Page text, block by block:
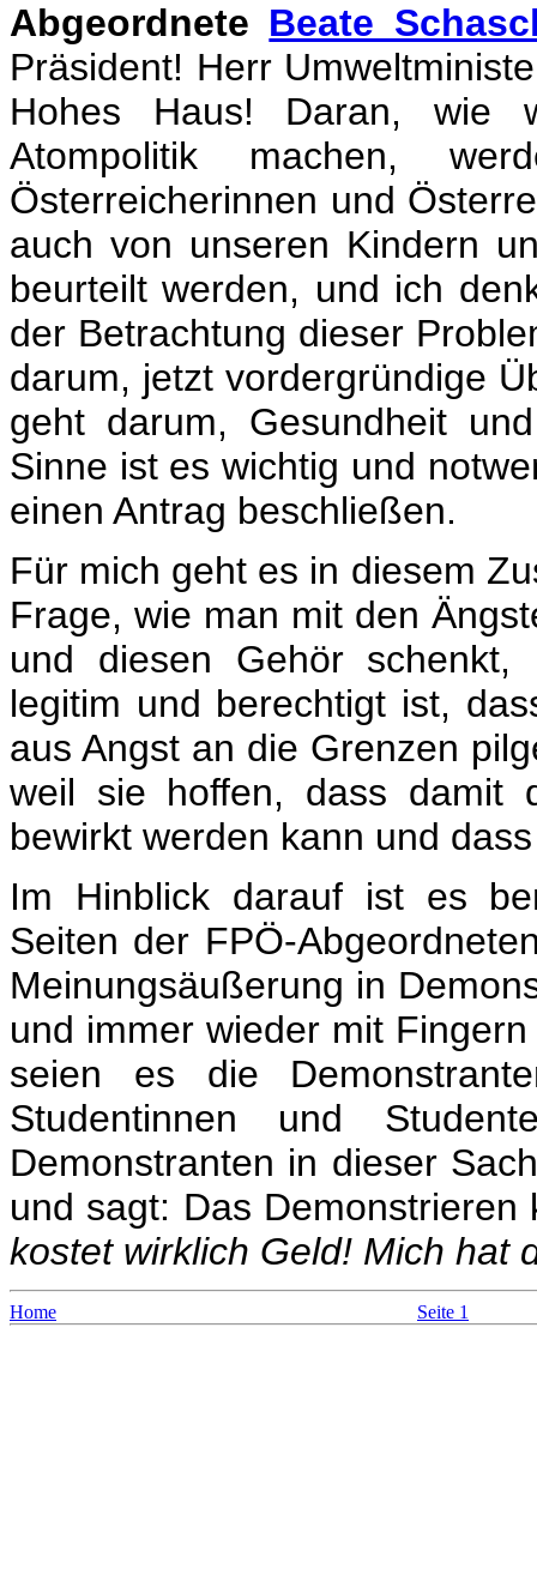
Abgeordnete Beate
Präsident! Herr
Hohes Haus! Daran, wie
Atompolitik machen,
Österreicherinnen und
auch von unseren Kindern
beurteilt werden, und ich
der Betrachtung dieser
darum, jetzt vordergründige
geht darum, Gesundheit
Sinne ist es wichtig und
einen Antrag beschließen.
Für mich geht es in diesem
Frage, wie man mit den
und diesen Gehör
legitim und berechtigt ist,
aus Angst an die Grenzen
weil sie hoffen, dass damit
bewirkt werden kann und
Im Hinblick darauf ist es
Seiten der FPÖ-
Meinungsäußerung in
und immer wieder mit
seien es die
Studentinnen und
Demonstranten in dieser
und sagt: Das
kostet wirklich Geld! Mich hat
Home Seite 1